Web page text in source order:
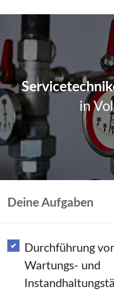
in
Deine Aufgaben
Durchführung
Wartungs- und